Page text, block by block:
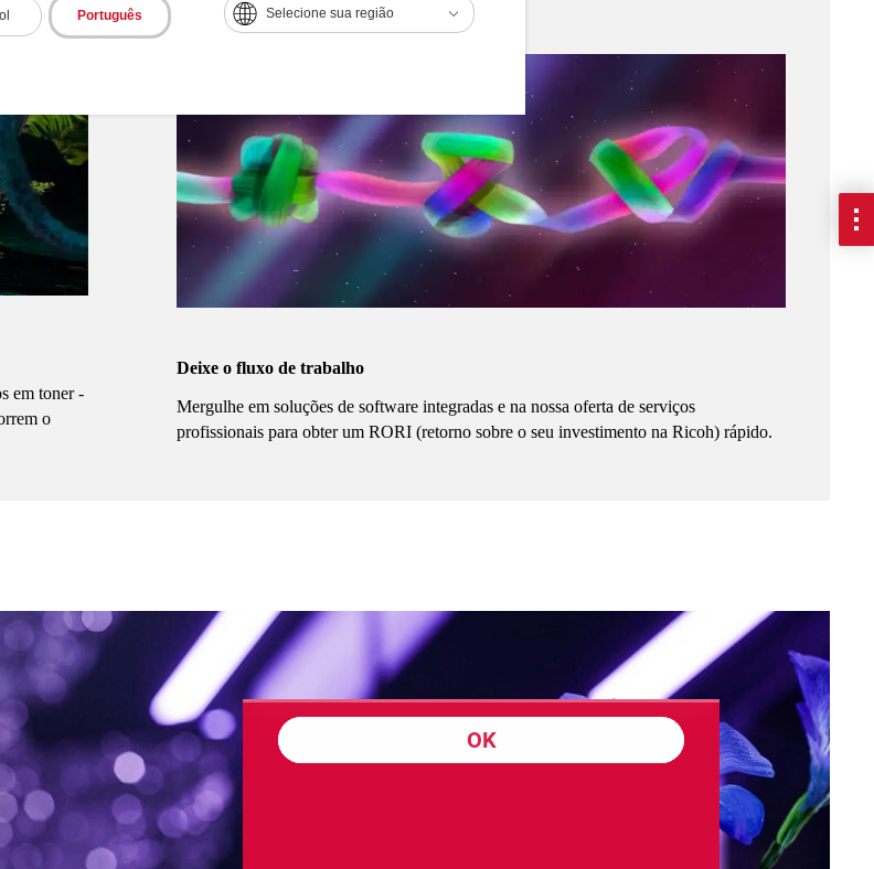
Português Selecione sua região
em toner -
o
Deixe o fluxo de trabalho
Mergulhe em soluções de software integradas e na nossa oferta de serviços
profissionais para obter um RORI (retorno sobre o seu investimento na Ricoh) rápido.